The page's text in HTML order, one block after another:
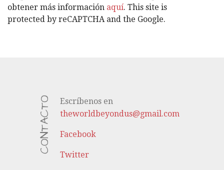
S
obtener más información aquí. This site is
protected by reCAPTCHA and the Google.
CONTACTO
Escríbenos en
theworldbeyondus@gmail.com
Facebook
Twitter